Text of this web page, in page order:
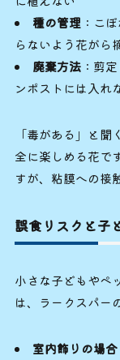
種の管理 ：こ
らないよう花がら
廃棄方法：剪
ンポストには入れ
「毒がある」と
全に楽しめる花で
すが、粘膜への接
誤食リスクと子
小さな子どもやペ
は、ラークスパー
室内飾りの場合